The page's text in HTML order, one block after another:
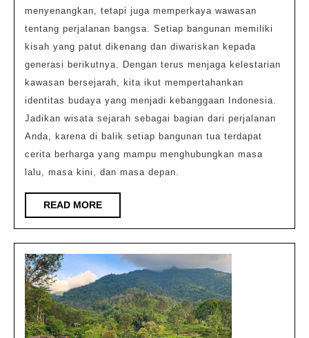
menyenangkan, tetapi juga memperkaya wawasan
tentang perjalanan bangsa. Setiap bangunan memiliki
kisah yang patut dikenang dan diwariskan kepada
generasi berikutnya. Dengan terus menjaga kelestarian
kawasan bersejarah, kita ikut mempertahankan
identitas budaya yang menjadi kebanggaan Indonesia.
Jadikan wisata sejarah sebagai bagian dari perjalanan
Anda, karena di balik setiap bangunan tua terdapat
cerita berharga yang mampu menghubungkan masa
lalu, masa kini, dan masa depan.
READ MOREREAD
MORE